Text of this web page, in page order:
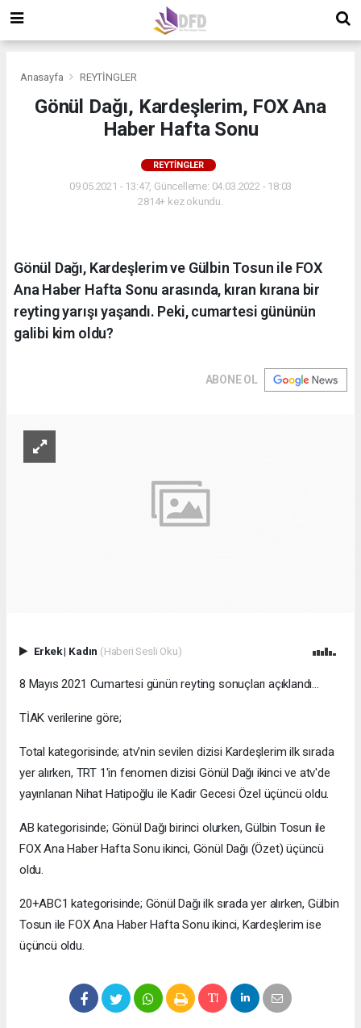
Anasayfa REYTİNGLER
Gönül Dağı, Kardeşlerim, FOX Ana
Haber Hafta Sonu
REYTİNGLER
09.05.2021 - 13:47, Güncelleme: 04.03.2022 - 18:03
2814+ kez okundu.
Gönül Dağı, Kardeşlerim ve Gülbin Tosun ile FOX
Ana Haber Hafta Sonu arasında, kıran kırana bir
reyting yarışı yaşandı. Peki, cumartesi gününün
galibi kim oldu?
ABONE OL
Erkek| Kadın (Haberi Sesli Oku)
8 Mayıs 2021 Cumartesi günün reyting sonuçları açıklandı...
TİAK verilerine göre;
Total kategorisinde; atv'nin sevilen dizisi Kardeşlerim ilk sırada
yer alırken, TRT 1'in fenomen dizisi Gönül Dağı ikinci ve atv'de
yayınlanan Nihat Hatipoğlu ile Kadir Gecesi Özel üçüncü oldu.
AB kategorisinde; Gönül Dağı birinci olurken, Gülbin Tosun ile
FOX Ana Haber Hafta Sonu ikinci, Gönül Dağı (Özet) üçüncü
oldu.
20+ABC1 kategorisinde; Gönül Dağı ilk sırada yer alırken, Gülbin
Tosun ile FOX Ana Haber Hafta Sonu ikinci, Kardeşlerim ise
üçüncü oldu.